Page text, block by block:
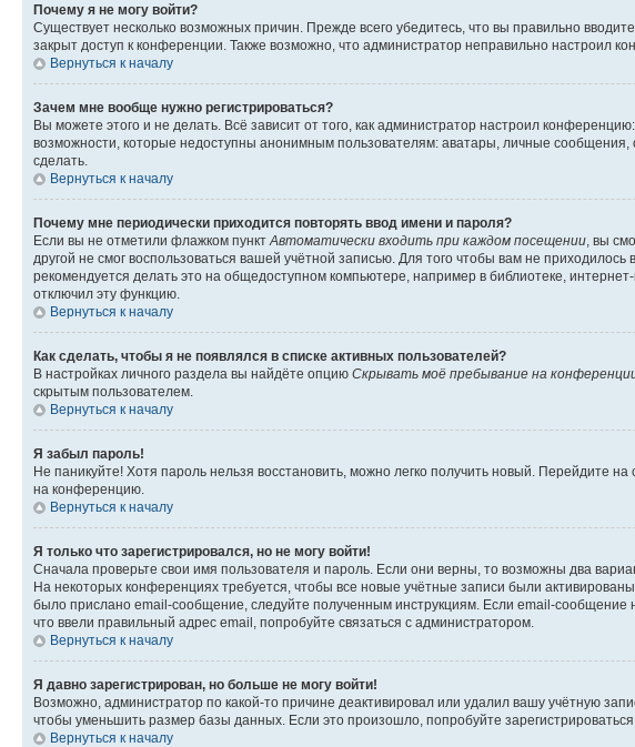
Почему я не могу войти?
Существует несколько возможных причин. Прежде всего убедитесь, что вы правильно
закрыт доступ к конференции. Также возможно, что администратор неправильно настроил
Вернуться к началу
Зачем мне вообще нужно регистрироваться?
Вы можете этого и не делать. Всё зависит от того, как администратор настроил
возможности, которые недоступны анонимным пользователям: аватары, личные сообщения,
сделать.
Вернуться к началу
Почему мне периодически приходится повторять ввод имени и пароля?
Если вы не отметили флажком пункт Автоматически входить при каждом посещении , вы
другой не смог воспользоваться вашей учётной записью. Для того чтобы вам не
рекомендуется делать это на общедоступном компьютере, например в библиотеке,
отключил эту функцию.
Вернуться к началу
Как сделать, чтобы я не появлялся в списке активных пользователей?
В настройках личного раздела вы найдёте опцию Скрывать моё пребывание на
скрытым пользователем.
Вернуться к началу
Я забыл пароль!
Не паникуйте! Хотя пароль нельзя восстановить, можно легко получить новый. Перейдите
на конференцию.
Вернуться к началу
Я только что зарегистрировался, но не могу войти!
Сначала проверьте свои имя пользователя и пароль. Если они верны, то возможны два
На некоторых конференциях требуется, чтобы все новые учётные записи были
было прислано email-сообщение, следуйте полученным инструкциям. Если email-
что ввели правильный адрес email, попробуйте связаться с администратором.
Вернуться к началу
Я давно зарегистрирован, но больше не могу войти!
Возможно, администратор по какой-то причине деактивировал или удалил вашу учётную
чтобы уменьшить размер базы данных. Если это произошло, попробуйте зарегистрироваться
Вернуться к началу